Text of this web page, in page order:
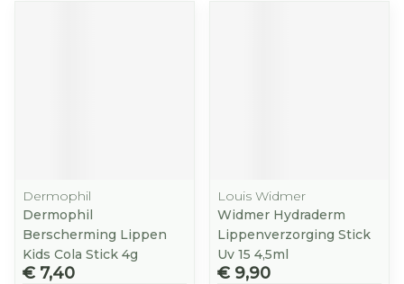
Dermophil
Dermophil
Berscherming Lippen
Kids Cola Stick 4g
€ 7,40
Louis Widmer
Widmer Hydraderm
Lippenverzorging Stick
Uv 15 4,5ml
€ 9,90